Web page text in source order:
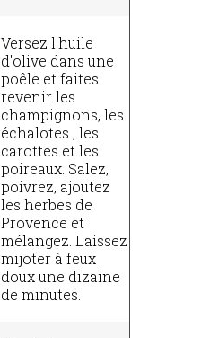
Versez l'huile
d'olive dans une
poêle et faites
revenir les
champignons, les
échalotes , les
carottes et les
poireaux. Salez,
poivrez, ajoutez
les herbes de
Provence et
mélangez. Laissez
mijoter à feux
doux une dizaine
de minutes.